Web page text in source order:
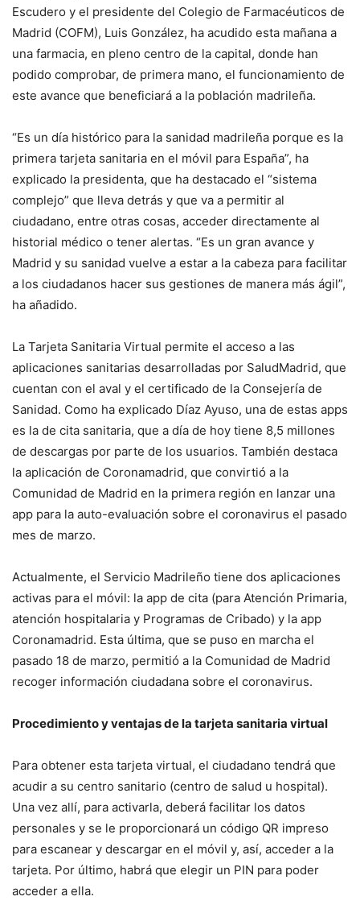
Escudero y el presidente del Colegio de Farmacéuticos de
Madrid (COFM), Luis González, ha acudido esta mañana a
una farmacia, en pleno centro de la capital, donde han
podido comprobar, de primera mano, el funcionamiento de
este avance que beneficiará a la población madrileña.
“Es un día histórico para la sanidad madrileña porque es la
primera tarjeta sanitaria en el móvil para España”, ha
explicado la presidenta, que ha destacado el “sistema
complejo” que lleva detrás y que va a permitir al
ciudadano, entre otras cosas, acceder directamente al
historial médico o tener alertas. “Es un gran avance y
Madrid y su sanidad vuelve a estar a la cabeza para facilitar
a los ciudadanos hacer sus gestiones de manera más ágil”,
ha añadido.
La Tarjeta Sanitaria Virtual permite el acceso a las
aplicaciones sanitarias desarrolladas por SaludMadrid, que
cuentan con el aval y el certificado de la Consejería de
Sanidad. Como ha explicado Díaz Ayuso, una de estas apps
es la de cita sanitaria, que a día de hoy tiene 8,5 millones
de descargas por parte de los usuarios. También destaca
la aplicación de Coronamadrid, que convirtió a la
Comunidad de Madrid en la primera región en lanzar una
app para la auto-evaluación sobre el coronavirus el pasado
mes de marzo.
Actualmente, el Servicio Madrileño tiene dos aplicaciones
activas para el móvil: la app de cita (para Atención Primaria,
atención hospitalaria y Programas de Cribado) y la app
Coronamadrid. Esta última, que se puso en marcha el
pasado 18 de marzo, permitió a la Comunidad de Madrid
recoger información ciudadana sobre el coronavirus.
Procedimiento y ventajas de la tarjeta sanitaria virtual
Para obtener esta tarjeta virtual, el ciudadano tendrá que
acudir a su centro sanitario (centro de salud u hospital).
Una vez allí, para activarla, deberá facilitar los datos
personales y se le proporcionará un código QR impreso
para escanear y descargar en el móvil y, así, acceder a la
tarjeta. Por último, habrá que elegir un PIN para poder
acceder a ella.